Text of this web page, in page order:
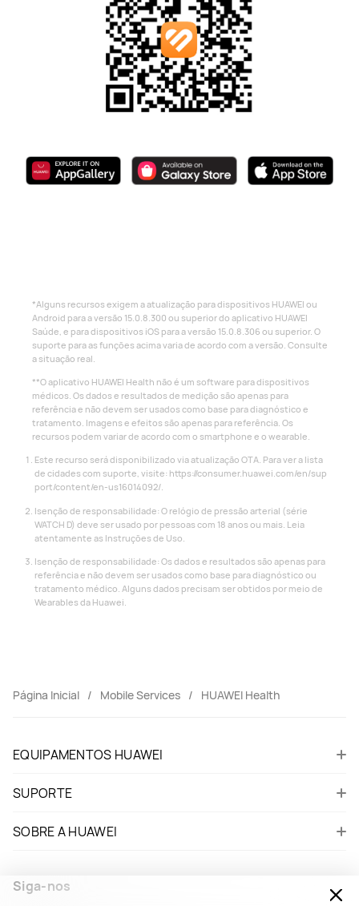
*Alguns recursos exigem a atualização para dispositivos HUAWEI ou
Android para a versão 15.0.8.300 ou superior do aplicativo HUAWEI
Saúde, e para dispositivos iOS para a versão 15.0.8.306 ou superior. O
suporte para as funções acima varia de acordo com a versão. Consulte
a situação real.
**O aplicativo HUAWEI Health não é um software para dispositivos
médicos. Os dados e resultados de medição são apenas para
referência e não devem ser usados ​​como base para diagnóstico e
tratamento. Imagens e efeitos são apenas para referência. Os
recursos podem variar de acordo com o smartphone e o wearable.
Este recurso será disponibilizado via atualização OTA. Para ver a lista
de cidades com suporte, visite: https://consumer.huawei.com/en/sup
port/content/en-us16014092/.
Isenção de responsabilidade: O relógio de pressão arterial (série
WATCH D) deve ser usado por pessoas com 18 anos ou mais. Leia
atentamente as Instruções de Uso.
Isenção de responsabilidade: Os dados e resultados são apenas para
referência e não devem ser usados ​​como base para diagnóstico ou
tratamento médico. Alguns dados precisam ser obtidos por meio de
Wearables da Huawei.
Página Inicial Mobile Services HUAWEI Health
EQUIPAMENTOS HUAWEI
SUPORTE
SOBRE A HUAWEI
Siga-nos